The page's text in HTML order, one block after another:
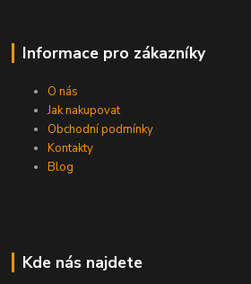
Informace pro zákazníky
O nás
Jak nakupovat
Obchodní podmínky
Kontakty
Blog
Kde nás najdete